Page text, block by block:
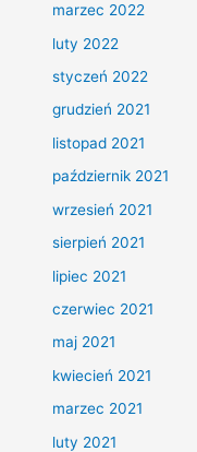
marzec 2022
luty 2022
styczeń 2022
grudzień 2021
listopad 2021
październik 2021
wrzesień 2021
sierpień 2021
lipiec 2021
czerwiec 2021
maj 2021
kwiecień 2021
marzec 2021
luty 2021